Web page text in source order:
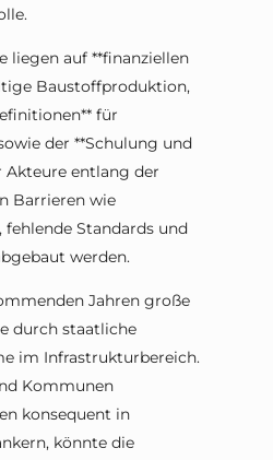
liegen auf **finanziellen
Baustoffproduktion,
für
der **Schulung und
Akteure entlang der
Barrieren wie
Standards und
werden.
Jahren große
durch staatliche
im Infrastrukturbereich.
Kommunen
konsequent in
könnte die